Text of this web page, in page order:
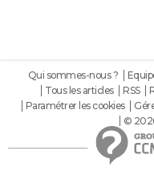
Qui sommes-nous ?
Tous les articles
RSS
Paramétrer les cookies
©